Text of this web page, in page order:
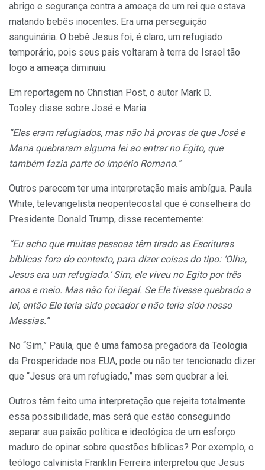
abrigo e segurança contra a ameaça de um rei que estava
matando bebês inocentes. Era uma perseguição
sanguinária. O bebê Jesus foi, é claro, um refugiado
temporário, pois seus pais voltaram à terra de Israel tão
logo a ameaça diminuiu.
Em reportagem no Christian Post, o autor Mark D.
Tooley disse sobre José e Maria:
“Eles eram refugiados, mas não há provas de que José e
Maria quebraram alguma lei ao entrar no Egito, que
também fazia parte do Império Romano.”
Outros parecem ter uma interpretação mais ambígua. Paula
White, televangelista neopentecostal que é conselheira do
Presidente Donald Trump, disse recentemente:
“Eu acho que muitas pessoas têm tirado as Escrituras
bíblicas fora do contexto, para dizer coisas do tipo: ‘Olha,
Jesus era um refugiado.’ Sim, ele viveu no Egito por três
anos e meio. Mas não foi ilegal. Se Ele tivesse quebrado a
lei, então Ele teria sido pecador e não teria sido nosso
Messias.”
No “Sim,” Paula, que é uma famosa pregadora da Teologia
da Prosperidade nos EUA, pode ou não ter tencionado dizer
que “Jesus era um refugiado,” mas sem quebrar a lei.
Outros têm feito uma interpretação que rejeita totalmente
essa possibilidade, mas será que estão conseguindo
separar sua paixão política e ideológica de um esforço
maduro de opinar sobre questões bíblicas? Por exemplo, o
teólogo calvinista Franklin Ferreira interpretou que Jesus